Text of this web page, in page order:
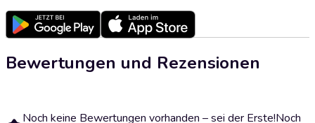
Bewertungen und Rezensionen
Noch keine Bewertungen vorhanden – sei der Erste!Noch